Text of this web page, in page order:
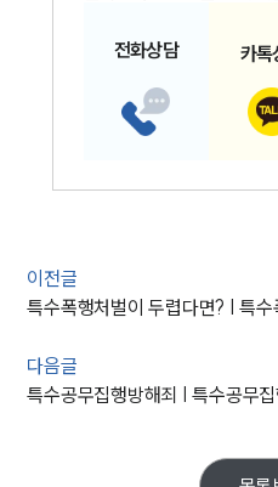
전화상담 카톡
이전글
다음글